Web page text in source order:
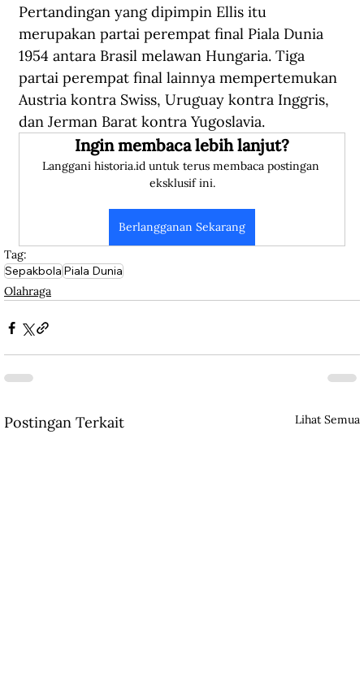
Pertandingan yang dipimpin Ellis itu
merupakan partai perempat final Piala Dunia
1954 antara Brasil melawan Hungaria. Tiga
partai perempat final lainnya mempertemukan
Austria kontra Swiss, Uruguay kontra Inggris,
dan Jerman Barat kontra Yugoslavia.
Ingin membaca lebih lanjut?
Langgani historia.id untuk terus membaca postingan
eksklusif ini.
Berlangganan Sekarang
Tag:
SepakbolaPiala Dunia
Olahraga
Postingan Terkait Lihat Semua